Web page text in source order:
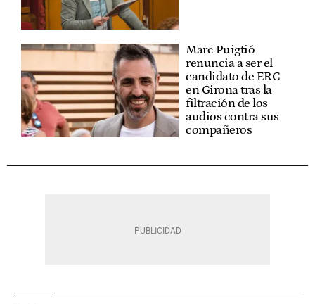
Marc Puigtió
renuncia a ser el
candidato de ERC
en Girona tras la
filtración de los
audios contra sus
compañeros